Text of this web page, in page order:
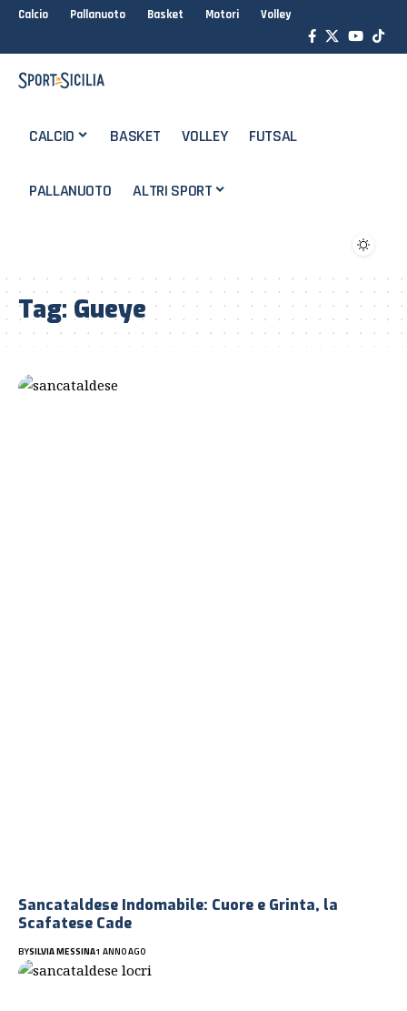
Calcio Pallanuoto Basket Motori Volley
CALCIO BASKET VOLLEY FUTSAL
PALLANUOTO ALTRI SPORT
Tag: Gueye
Sancataldese Indomabile: Cuore e Grinta, la
Scafatese Cade
BYSILVIA MESSINA1 ANNO AGO